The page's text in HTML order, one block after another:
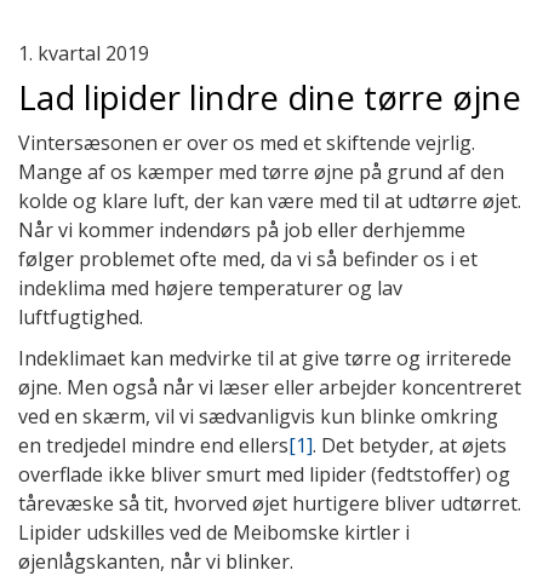
1. kvartal 2019
Lad lipider lindre dine tørre øjne
Vintersæsonen er over os med et skiftende vejrlig.
Mange af os kæmper med tørre øjne på grund af den
kolde og klare luft, der kan være med til at udtørre øjet.
Når vi kommer indendørs på job eller derhjemme
følger problemet ofte med, da vi så befinder os i et
indeklima med højere temperaturer og lav
luftfugtighed.
Indeklimaet kan medvirke til at give tørre og irriterede
øjne. Men også når vi læser eller arbejder koncentreret
ved en skærm, vil vi sædvanligvis kun blinke omkring
en tredjedel mindre end ellers[1]. Det betyder, at øjets
overflade ikke bliver smurt med lipider (fedtstoffer) og
tårevæske så tit, hvorved øjet hurtigere bliver udtørret.
Lipider udskilles ved de Meibomske kirtler i
øjenlågskanten, når vi blinker.